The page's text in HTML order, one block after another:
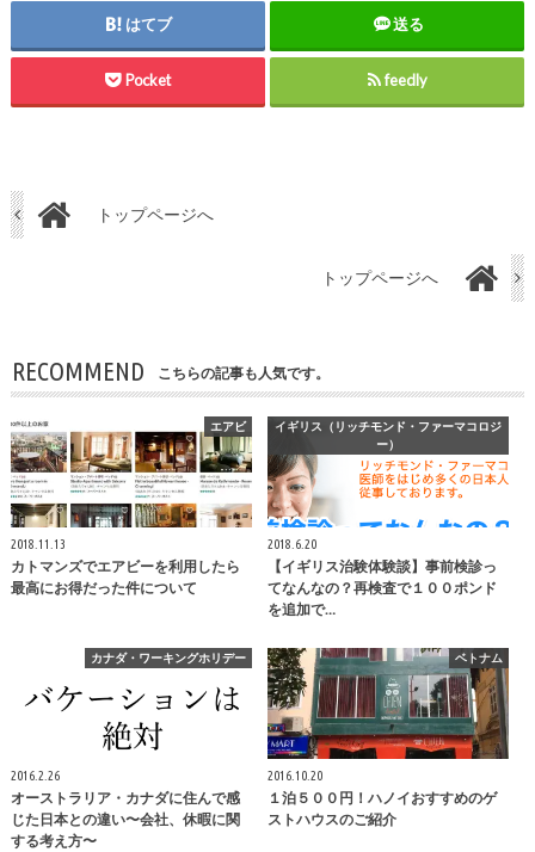
はてブ 送る
Pocket feedly
トップページへ
トップページへ
RECOMMEND こちらの記事も人気です。
エアビ
2018.11.13
カトマンズでエアビーを利用したら
最高にお得だった件について
イギリス（リッチモンド・ファーマコロジ
ー）
2018.6.20
【イギリス治験体験談】事前検診っ
てなんなの？再検査で１００ポンド
を追加で…
カナダ・ワーキングホリデー
2016.2.26
オーストラリア・カナダに住んで感
じた日本との違い〜会社、休暇に関
する考え方〜
ベトナム
2016.10.20
１泊５００円！ハノイおすすめのゲ
ストハウスのご紹介